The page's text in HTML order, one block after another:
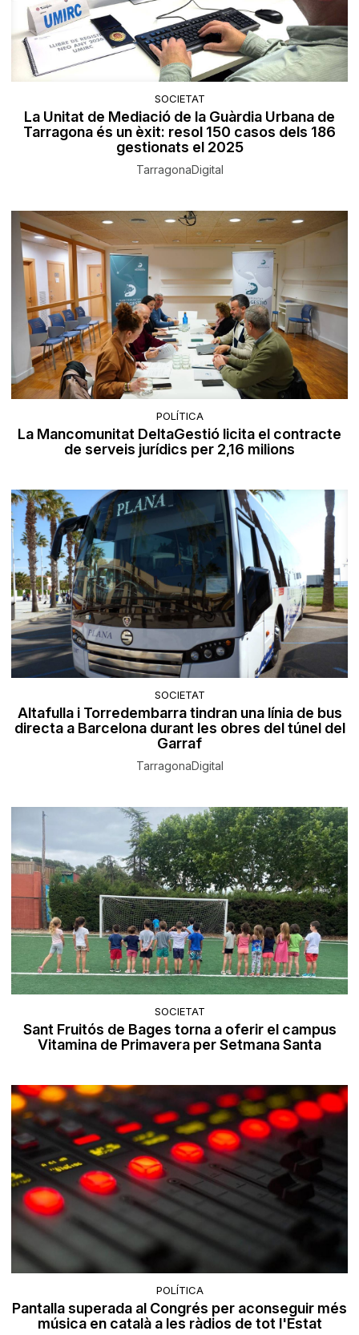
SOCIETAT
La Unitat de Mediació de la Guàrdia Urbana de
Tarragona és un èxit: resol 150 casos dels 186
gestionats el 2025
TarragonaDigital
POLÍTICA
La Mancomunitat DeltaGestió licita el contracte
de serveis jurídics per 2,16 milions
SOCIETAT
Altafulla i Torredembarra tindran una línia de bus
directa a Barcelona durant les obres del túnel del
Garraf
TarragonaDigital
SOCIETAT
Sant Fruitós de Bages torna a oferir el campus
Vitamina de Primavera per Setmana Santa
POLÍTICA
Pantalla superada al Congrés per aconseguir més
música en català a les ràdios de tot l'Estat